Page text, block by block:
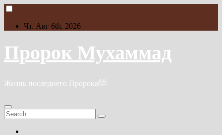
Skip
contentЧт. Авг 6th, 2026
Пророк Мухаммад
Жизнь последнего Пророкаﷺ